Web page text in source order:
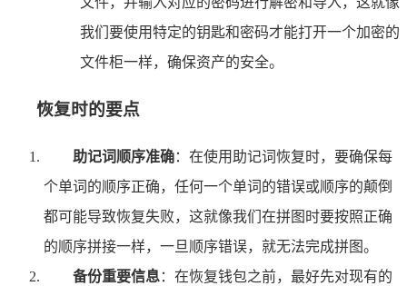
我们要使用特定的钥匙和密码才能打开一个加密的
文件柜一样，确保资产的安全。
恢复时的要点
助记词顺序准确：在使用助记词恢复时，要确保每
个单词的顺序正确，任何一个单词的错误或顺序的颠倒
都可能导致恢复失败，这就像我们在拼图时要按照正确
的顺序拼接一样，一旦顺序错误，就无法完成拼图。
备份重要信息：在恢复钱包之前，最好先对现有的